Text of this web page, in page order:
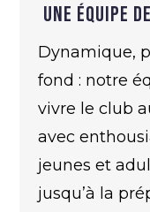
Une équipe
Dynamique,
fond : notre
vivre le club
avec
jeunes et
jusqu’à la